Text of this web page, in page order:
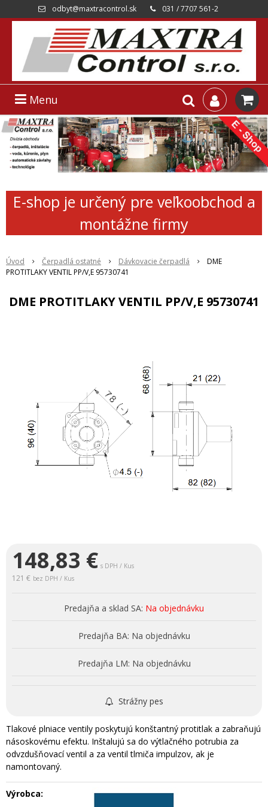
odbyt@maxtracontrol.sk 031 / 7707 561-2
Menu
E-shop je určený pre veľkoobchod a
montážne firmy
Úvod Čerpadlá ostatné Dávkovacie čerpadlá
DME
PROTITLAKY VENTIL PP/V,E 95730741
DME PROTITLAKY VENTIL PP/V,E 95730741
148,83 € s DPH / Kus
121 € bez DPH / Kus
Predajňa a sklad SA: Na objednávku
Predajňa BA: Na objednávku
Predajňa LM: Na objednávku
Strážny pes
Tlakové plniace ventily poskytujú konštantný protitlak a zabraňujú
násoskovému efektu. Inštalujú sa do výtlačného potrubia za
odvzdušňovací ventil a za ventil tlmiča impulzov, ak je
namontovaný.
Výrobca: